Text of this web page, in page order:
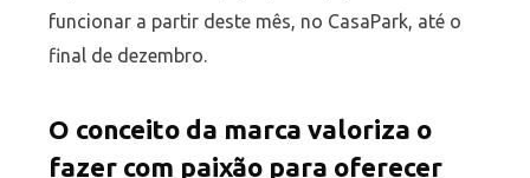
funcionar a partir deste mês, no CasaPark, até o
final de dezembro.
O conceito da marca valoriza o
fazer com paixão para oferecer